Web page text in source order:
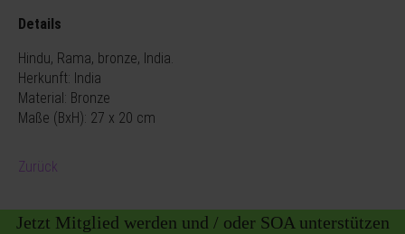
Details
Hindu, Rama, bronze, India.
Herkunft: India
Material: Bronze
Maße (BxH): 27 x 20 cm
Zurück
Jetzt Mitglied werden und / oder SOA unterstützen